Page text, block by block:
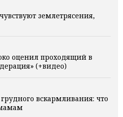
землетрясения,
оценил проходящий в
(+видео)
вскармливания: что